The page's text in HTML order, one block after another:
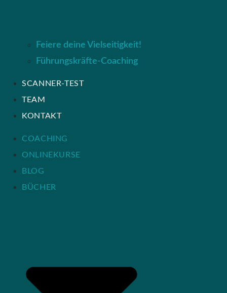
Feiere deine Vielseitigkeit!
Führungskräfte-Coaching
SCANNER-TEST
TEAM
KONTAKT
COACHING
ONLINEKURSE
BLOG
BÜCHER